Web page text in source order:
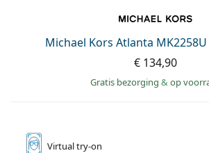
Michael Kors Atlanta
€ 134,90
Gratis bezorging & op
Virtualtry-on